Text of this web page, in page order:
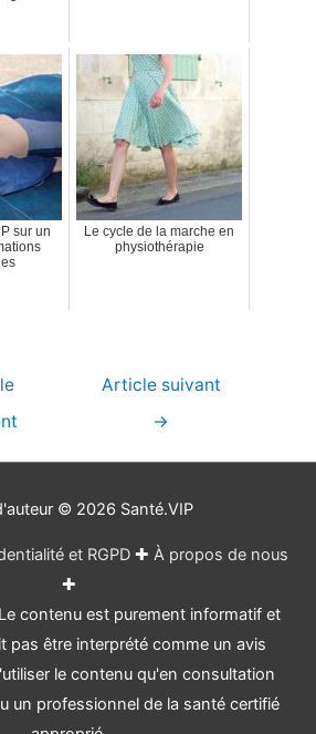
sur un
Le cycle de la marche en
physiothérapie
Article suivant
→
© 2026 Santé.VIP
et RGPD✚ À propos de nous
✚
contenu est purement informatif et
pas être interprété comme un avis
le contenu qu'en consultation
un professionnel de la santé certifié